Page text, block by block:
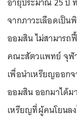
จากภาวะเลือดเป็น
ออมสิน ไม่สามารถ
คณะสัตวแพทย์ จุฬ
เพื่อนำเหรียญออกจ
ออมสิน ออกมาได้ม
เหรียญที่ผู้คนโยนล